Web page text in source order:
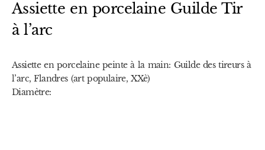
Assiette en porcelaine Guilde Tir
à l’arc
Assiette en porcelaine peinte à la main: Guilde des tireurs à
l’arc, Flandres (art populaire, XXè)
Diamètre: